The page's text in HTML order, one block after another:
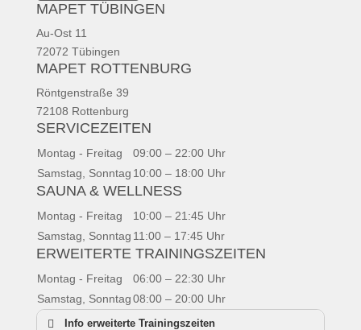
MAPET TÜBINGEN
Au-Ost 11
72072 Tübingen
MAPET ROTTENBURG
Röntgenstraße 39
72108 Rottenburg
SERVICEZEITEN
Montag - Freitag
09:00 – 22:00 Uhr
Samstag, Sonntag 10:00 – 18:00 Uhr
SAUNA & WELLNESS
Montag - Freitag
10:00 – 21:45 Uhr
Samstag, Sonntag 11:00 – 17:45 Uhr
ERWEITERTE TRAININGSZEITEN
Montag - Freitag
06:00 – 22:30 Uhr
Samstag, Sonntag08:00 – 20:00 Uhr
Info erweiterte Trainingszeiten